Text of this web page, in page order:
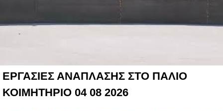
ΕΡΓΑΣΙΕΣ ΑΝΑΠΛΑΣΗΣ ΣΤΟ ΠΑΛΙΟ
ΚΟΙΜΗΤΗΡΙΟ 04 08 2026